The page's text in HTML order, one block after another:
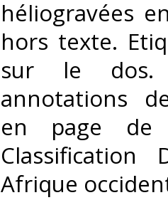
héliogravées
hors texte.
sur le dos.
annotations
en page
Classification
Afrique